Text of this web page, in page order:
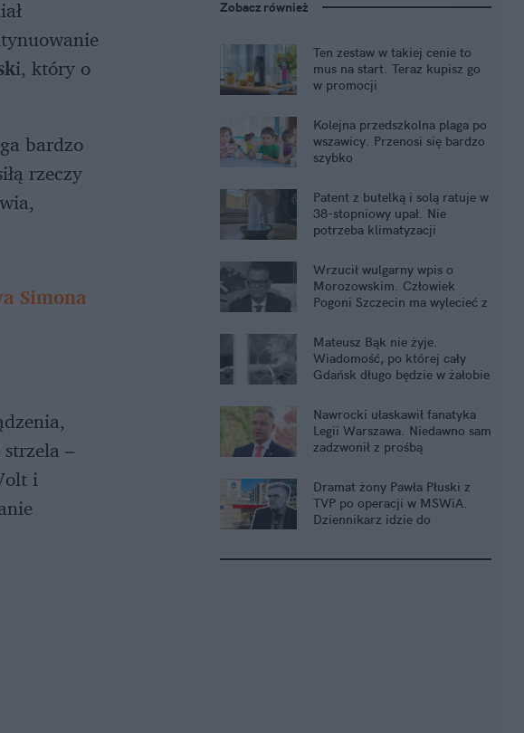
i, który o
bardzo
rzeczy
Simona
–
i
Zobacz również
Ten zestaw w takiej cenie to
mus na start. Teraz kupisz go
w promocji
Kolejna przedszkolna plaga po
wszawicy. Przenosi się bardzo
szybko
Patent z butelką i solą ratuje w
38-stopniowy upał. Nie
potrzeba klimatyzacji
Wrzucił wulgarny wpis o
Morozowskim. Człowiek
Pogoni Szczecin ma wylecieć z
Mateusz Bąk nie żyje.
Wiadomość, po której cały
Gdańsk długo będzie w żałobie
Nawrocki ułaskawił fanatyka
Legii Warszawa. Niedawno sam
zadzwonił z prośbą
Dramat żony Pawła Płuski z
TVP po operacji w MSWiA.
Dziennikarz idzie do